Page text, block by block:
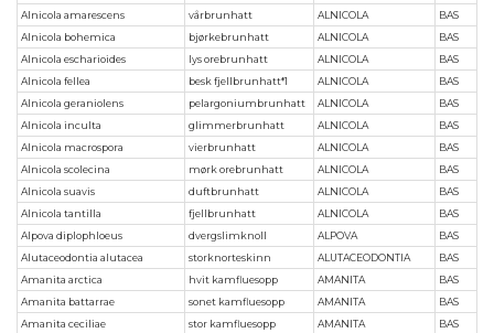
Alnicola amarescens
vårbrunhatt ALNICOLA
BAS
Alnicola bohemica
bjørkebrunhatt ALNICOLA
BAS
Alnicola escharioides
lys orebrunhatt ALNICOLA
BAS
Alnicola fellea
besk fjellbrunhatt*1 ALNICOLA
BAS
Alnicola geraniolens
pelargoniumbrunhatt ALNICOLA
BAS
Alnicola inculta
glimmerbrunhatt ALNICOLA
BAS
Alnicola macrospora
vierbrunhatt ALNICOLA
BAS
Alnicola scolecina
mørk orebrunhatt ALNICOLA
BAS
Alnicola suavis
duftbrunhatt ALNICOLA
BAS
Alnicola tantilla
fjellbrunhatt ALNICOLA
BAS
Alpova diplophloeus
dvergslimknoll ALPOVA
BAS
Alutaceodontia alutacea
storknorteskinn ALUTACEODONTIA
BAS
Amanita arctica
hvit kamfluesopp AMANITA
BAS
Amanita battarrae
sonet kamfluesopp AMANITA
BAS
Amanita ceciliae
stor kamfluesopp AMANITA
BAS